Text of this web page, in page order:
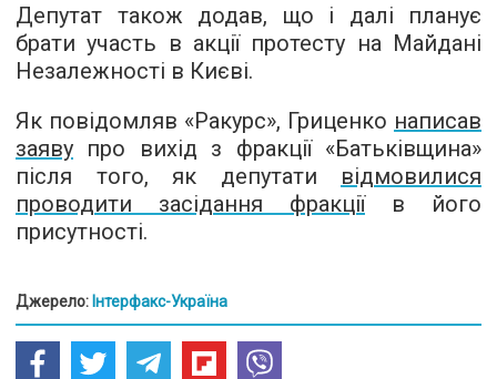
Депутат також додав, що і далі планує
брати участь в акції протесту на Майдані
Незалежності в Києві.
Як повідомляв «Ракурс», Гриценко написав
заяву про вихід з фракції «Батьківщина»
після того, як депутати відмовилися
проводити засідання фракціїв його
присутності.
Джерело: Інтерфакс-Україна